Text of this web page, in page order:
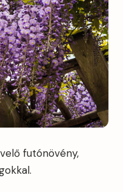
futónövény,